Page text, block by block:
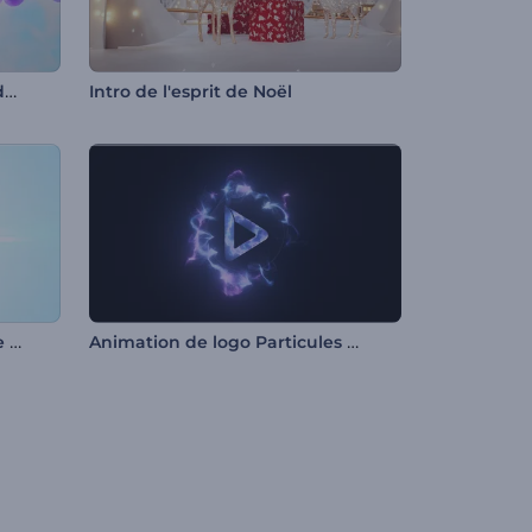
Animation de logo - Sentier de fumée Intro de l'esprit de Noël
Animation de logo - Fantaisie brillante aux papillons Animation de logo Particules émergentes